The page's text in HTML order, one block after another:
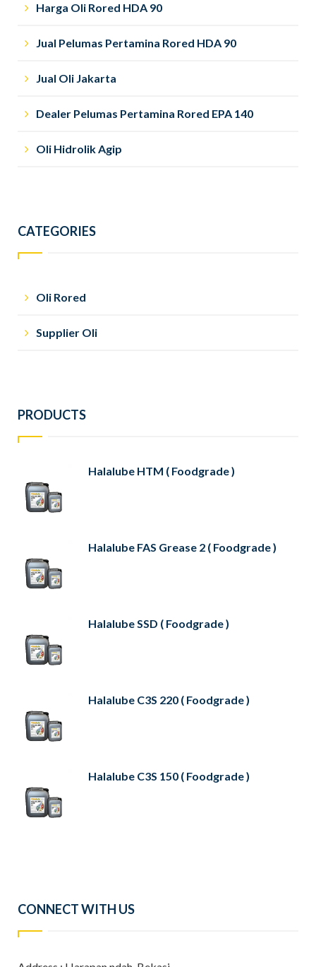
Harga Oli Rored HDA 90
Jual Pelumas Pertamina Rored HDA 90
Jual Oli Jakarta
Dealer Pelumas Pertamina Rored EPA 140
Oli Hidrolik Agip
CATEGORIES
Oli Rored
Supplier Oli
PRODUCTS
Halalube HTM ( Foodgrade )
Halalube FAS Grease 2 ( Foodgrade )
Halalube SSD ( Foodgrade )
Halalube C3S 220 ( Foodgrade )
Halalube C3S 150 ( Foodgrade )
CONNECT WITH US